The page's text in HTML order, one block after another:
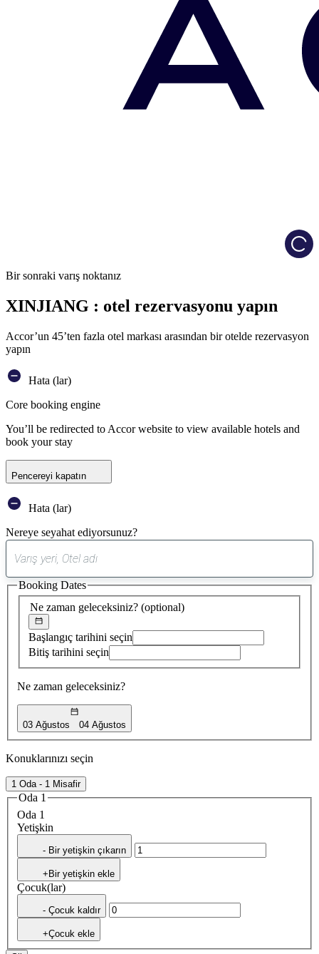
Bir sonraki varış noktanız
XINJIANG : otel rezervasyonu yapın
Accor’un 45’ten fazla otel markası arasından bir otelde rezervasyon
yapın
Hata (lar)
Core booking engine
You’ll be redirected to Accor website to view available hotels and
book your stay
Pencereyi kapatın
Hata (lar)
Nereye seyahat ediyorsunuz?
öneri
bulundu
Ne zaman geleceksiniz? (optional)
Başlangıç tarihini seçin
Bitiş tarihini seçin
Ne zaman geleceksiniz?
03 Ağustos 04 Ağustos
Booking Dates
Konuklarınızı seçin
1 Oda - 1 Misafir
Oda 1
Oda 1
Yetişkin
- Bir yetişkin çıkarın
+Bir yetişkin ekle
Çocuk(lar)
- Çocuk kaldır
+Çocuk ekle